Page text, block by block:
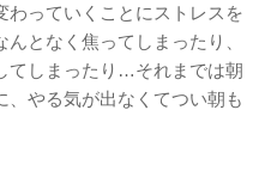
わっていくことにストレスを
となく焦ってしまったり、
てしまったり…それまでは朝
やる気が出なくてつい朝も